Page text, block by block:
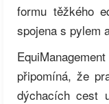
formu těžkého
spojena s pylem
připomíná, že
dýchacích cest